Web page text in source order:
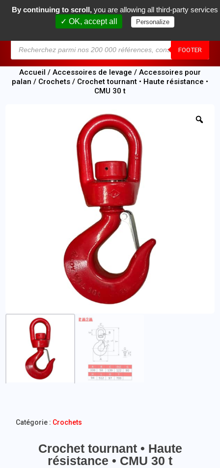
FOOTER
0
Accueil / Accessoires de levage / Accessoires pour
palan / Crochets / Crochet tournant • Haute résistance •
CMU 30 t
Crochet tournant • Haute
résistance • CMU 30 t
Catégorie : Crochets
By continuing to scroll, you are allowing all third-party services
✓ OK, accept all
Personalize